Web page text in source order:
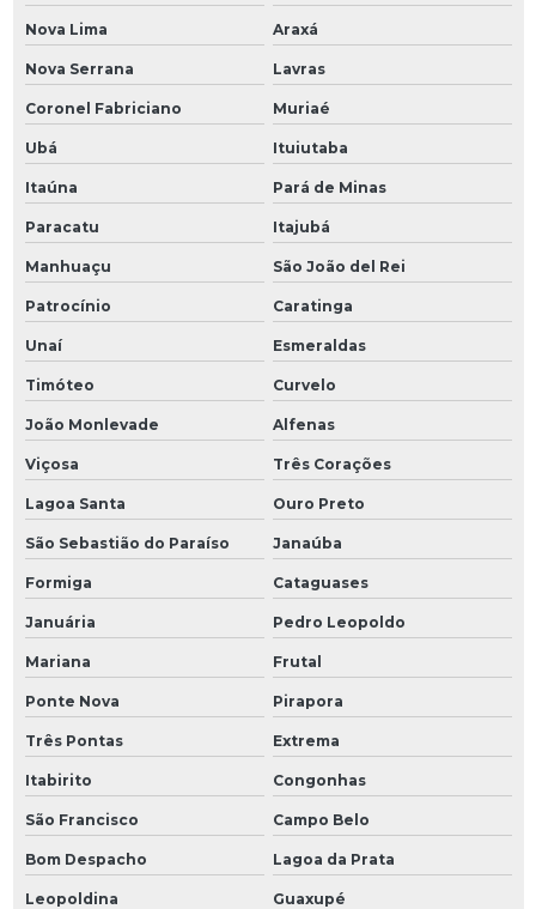
Nova Lima Araxá
Nova Serrana Lavras
Coronel Fabriciano Muriaé
Ubá Ituiutaba
Itaúna Pará de Minas
Paracatu Itajubá
Manhuaçu São João del Rei
Patrocínio Caratinga
Unaí Esmeraldas
Timóteo Curvelo
João Monlevade Alfenas
Viçosa Três Corações
Lagoa Santa Ouro Preto
São Sebastião do Paraíso Janaúba
Formiga Cataguases
Januária Pedro Leopoldo
Mariana Frutal
Ponte Nova Pirapora
Três Pontas Extrema
Itabirito Congonhas
São Francisco Campo Belo
Bom Despacho Lagoa da Prata
Leopoldina Guaxupé